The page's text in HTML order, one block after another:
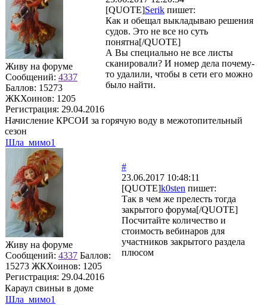
Живу на форуме
Сообщений: 4337
Баллов: 15273
ЖКХоинов: 1205
Регистрация: 29.04.2016
[QUOTE]Serik пишет:
Как и обещал выкладываю решения
судов. Это не все но суть
понятна[/QUOTE]
А Вы специально не все листы
сканировали? И номер дела почему-
то удалили, чтобы в сети его можно
было найти.
Начисление КРСОИ за горячую воду в межотопительный
сезон
Шла_мимо1
Живу на форуме
Сообщений: 4337 Баллов:
15273 ЖКХоинов: 1205
Регистрация: 29.04.2016
#
23.06.2017 10:48:11
[QUOTE]k0sten пишет:
Так в чем же прелесть тогда
закрытого форума[/QUOTE]
Посчитайте количество и
стоимость вебинаров для
участников закрытого раздела
плюсом
Караул свиньи в доме
Шла_мимо1